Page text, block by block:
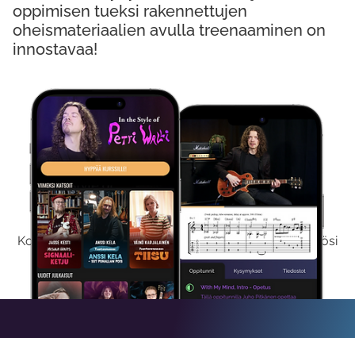
Kokeile Ilmaiseksi
Kokeilemalla ilmaiseksi saat koko sisältömme käyttöösi
viikon ajaksi.
oppimisen tueksi rakennettujen
oheismateriaalien avulla treenaaminen on
innostavaa!